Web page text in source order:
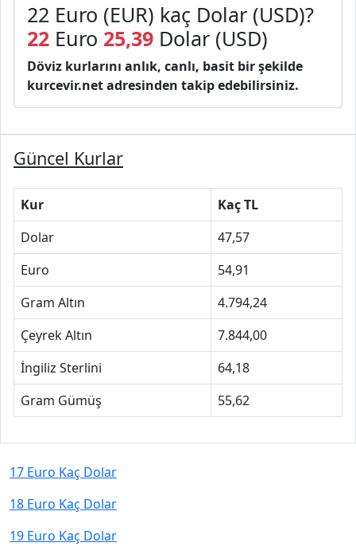
22 Euro (EUR) kaç Dolar (USD)?
22 Euro 25,39 Dolar (USD)
Döviz kurlarını anlık, canlı, basit bir şekilde
kurcevir.net adresinden takip edebilirsiniz.
Güncel Kurlar
Kur
Kaç TL
Dolar
47,57
Euro
54,91
Gram Altın
4.794,24
Çeyrek Altın
7.844,00
İngiliz Sterlini
64,18
Gram Gümüş
55,62
17 Euro Kaç Dolar
18 Euro Kaç Dolar
19 Euro Kaç Dolar